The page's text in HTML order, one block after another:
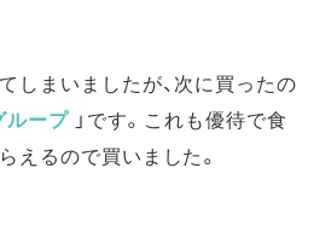
しまいましたが、次に買ったの
ループ」です。これも優待で食
えるので買いました。